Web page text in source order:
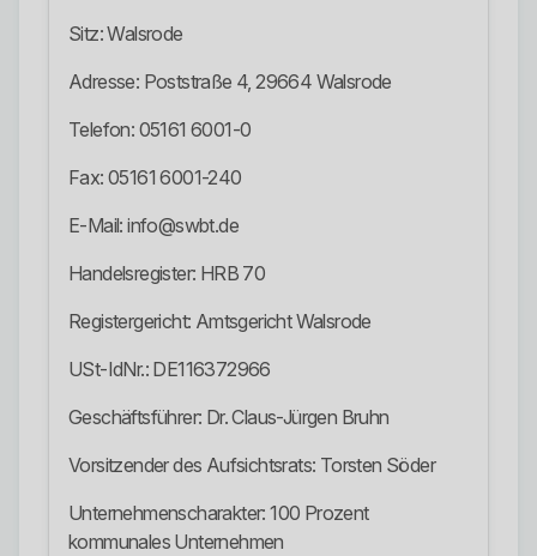
Sitz: Walsrode
Adresse: Poststraße 4, 29664 Walsrode
Telefon: 05161 6001-0
Fax: 05161 6001-240
E-Mail: info@swbt.de
Handelsregister: HRB 70
Registergericht: Amtsgericht Walsrode
USt-IdNr.: DE116372966
Geschäftsführer: Dr. Claus-Jürgen Bruhn
Vorsitzender des Aufsichtsrats: Torsten Söder
Unternehmenscharakter: 100 Prozent
kommunales Unternehmen